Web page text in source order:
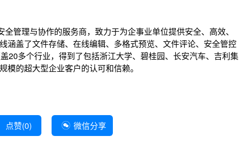
管理与协作的服务商，致力于为企事业单位提供安全、高效、
涵盖了文件存储、在线编辑、多格式预览、文件评论、安全管控
20多个行业，得到了包括浙江大学、碧桂园、长安汽车、吉利集
模的超大型企业客户的认可和信赖。
点赞(0) 微信分享